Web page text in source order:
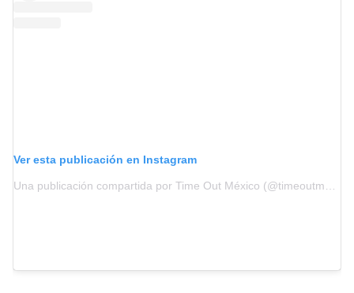
Ver esta publicación en Instagram
Una publicación compartida por Time Out México (@timeoutmexico)